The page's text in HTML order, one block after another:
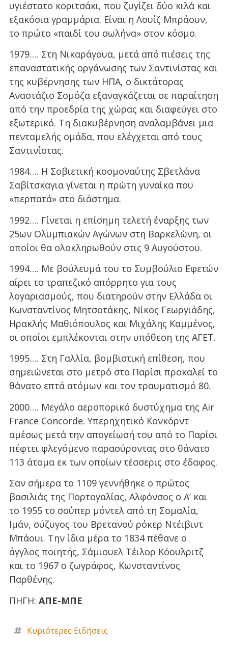
υγιέστατο κοριτσάκι, που ζυγίζει δύο κιλά και
εξακόσια γραμμάρια. Είναι η Λουίζ Μπράουν,
το πρώτο «παιδί του σωλήνα» στον κόσμο.
1979…. Στη Νικαράγουα, μετά από πιέσεις της
επαναστατικής οργάνωσης των Σαντινίστας και
της κυβέρνησης των ΗΠΑ, ο δικτάτορας
Αναστάζιο Σομόζα εξαναγκάζεται σε παραίτηση
από την προεδρία της χώρας και διαφεύγει στο
εξωτερικό. Τη διακυβέρνηση αναλαμβάνει μια
πενταμελής ομάδα, που ελέγχεται από τους
Σαντινίστας.
1984…. Η Σοβιετική κοσμοναύτης Σβετλάνα
Σαβίτσκαγια γίνεται η πρώτη γυναίκα που
«περπατά» στο διάστημα.
1992…. Γίνεται η επίσημη τελετή έναρξης των
25ων Ολυμπιακών Αγώνων στη Βαρκελώνη, οι
οποίοι θα ολοκληρωθούν στις 9 Αυγούστου.
1994…. Με βούλευμά του το Συμβούλιο Εφετών
αίρει το τραπεζικό απόρρητο για τους
λογαριασμούς, που διατηρούν στην Ελλάδα οι
Κωνσταντίνος Μητσοτάκης, Νίκος Γεωργιάδης,
Ηρακλής Μαθιόπουλος και Μιχάλης Καμμένος,
οι οποίοι εμπλέκονται στην υπόθεση της ΑΓΕΤ.
1995…. Στη Γαλλία, βομβιστική επίθεση, που
σημειώνεται στο μετρό στο Παρίσι προκαλεί το
θάνατο επτά ατόμων και τον τραυματισμό 80.
2000…. Μεγάλο αεροπορικό δυστύχημα της Air
France Concorde. Υπερηχητικό Κονκόρντ
αμέσως μετά την απογείωσή του από το Παρίσι
πέφτει φλεγόμενο παρασύροντας στο θάνατο
113 άτομα εκ των οποίων τέσσερις στο έδαφος.
Σαν σήμερα το 1109 γεννήθηκε ο πρώτος
βασιλιάς της Πορτογαλίας, Αλφόνσος ο Α’ και
το 1955 το σούπερ μόντελ από τη Σομαλία,
Ιμάν, σύζυγος του Βρετανού ρόκερ Ντέιβιντ
Μπάουι. Την ίδια μέρα το 1834 πέθανε ο
άγγλος ποιητής, Σάμιουελ Τέιλορ Κόουλριτζ
και το 1967 ο ζωγράφος, Κωνσταντίνος
Παρθένης.
ΠΗΓΗ: ΑΠΕ-ΜΠΕ
Κυριότερες Ειδήσεις